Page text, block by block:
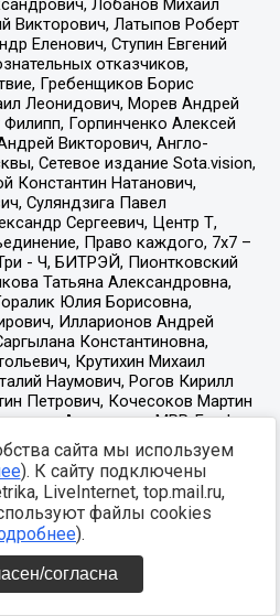
сайта мы используем
). К сайту подключены
LiveInternet, top.mail.ru,
файлы cookies
).
согласна